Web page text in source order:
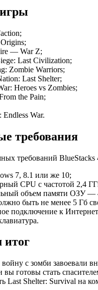
— War Z;
Last Civilization;
Zombie Warriors;
Last Shelter;
Heroes vs Zombies;
the Pain;
Endless War.
требования
требований
7, 8.1 или же 10;
CPU с частотой 2,4
объем памяти ОЗУ —
быть не менее 5 Гб
подключение к
итог
с зомби завоевали
готовы стать
Last Shelter: Survival на